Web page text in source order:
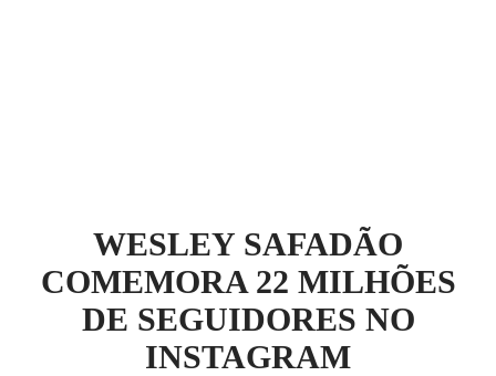
WESLEY SAFADÃO
COMEMORA 22 MILHÕES
DE SEGUIDORES NO
INSTAGRAM